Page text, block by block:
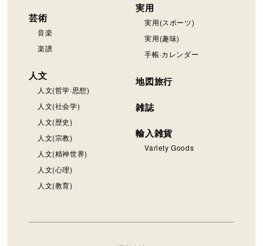
芸術
音楽
楽譜
人文
人文(哲学·思想)
人文(社会学)
人文(歴史)
人文(宗教)
人文(精神世界)
人文(心理)
人文(教育)
実用
実用(スポーツ)
実用(趣味)
手帳·カレンダー
地図旅行
雑誌
輸入雑貨
Variety Goods